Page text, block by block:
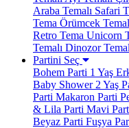
Araba Temalı Safari
Tema Örümcek
Retro Tema Unicorn
Temalı Dinozor
Partini Seç
Bohem Parti 1 Yaş
Baby Shower2 Yaş
Parti Makaron Parti
& Lila Parti Mavi
Beyaz Parti Fuşya